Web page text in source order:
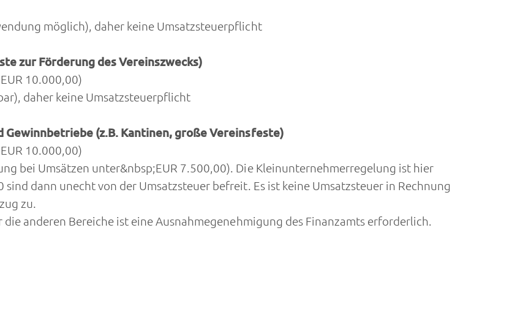
möglich), daher keine Umsatzsteuerpflicht
zur Förderung des Vereinszwecks)
10.000,00)
daher keine Umsatzsteuerpflicht
(z.B. Kantinen, große Vereinsfeste)
10.000,00)
bei Umsätzen unter&nbsp;EUR 7.500,00). Die Kleinunternehmerregelung ist hier
dann unecht von der Umsatzsteuer befreit. Es ist keine Umsatzsteuer in Rechnung
zu.
anderen Bereiche ist eine Ausnahmegenehmigung des Finanzamts erforderlich.